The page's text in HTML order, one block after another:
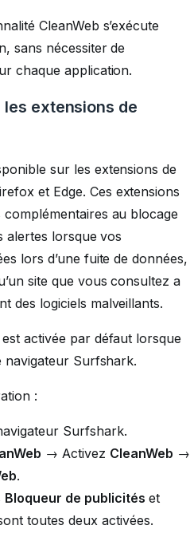
CleanWeb s’exécute
sans nécessiter de
chaque application.
extensions de
sur les extensions de
et Edge. Ces extensions
au blocage
alertes lorsque vos
lors d’une fuite de données,
site que vous consultez a
des logiciels malveillants.
activée par défaut lorsque
navigateur Surfshark.
:
Surfshark.
→ Activez CleanWeb →
.
Bloqueur de publicités et
toutes deux activées.